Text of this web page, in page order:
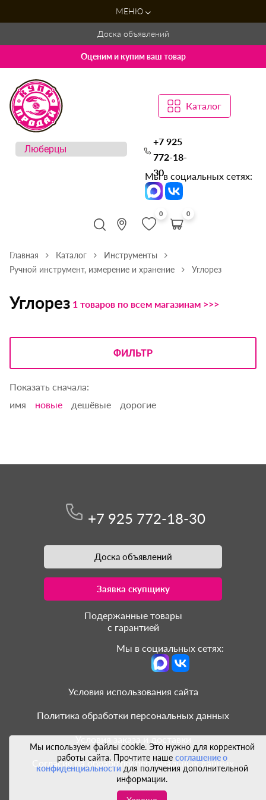
МЕНЮ
Доска объявлений
Оценим и купим ваш товар
Каталог
+7 925
772-18-
30
Мы в социальных сетях:
0 0
Главная Каталог
Инструменты
Ручной инструмент, измерение и хранение
Углорез
Углорез 1 товаров по всем магазинам >>>
ФИЛЬТР
Показать сначала:
имя
новые дешёвые дорогие
Мы используем файлы cookie. Это нужно для корректной
работы сайта. Прочтите наше соглашение о
конфиденциальностидля получения дополнительной
информации.
+7 925 772-18-30
Доска объявлений
Заявка скупщику
Подержанные товары
с гарантией
Мы в социальных сетях:
Условия использования сайта
Политика обработки персональных данных
Условия заказа и доставки
Согласие на обработку персональных данных